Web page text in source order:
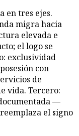
en tres ejes.
migra hacia
elevada e
el logo se
exclusividad
con
de
vida. Tercero:
—
el signo